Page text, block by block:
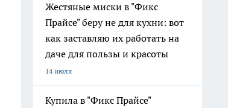
Жестяные миски в "Фикс
Прайсе" беру не для кухни: вот
как заставляю их работать на
даче для пользы и красоты
14 июля
Купила в "Фикс Прайсе"